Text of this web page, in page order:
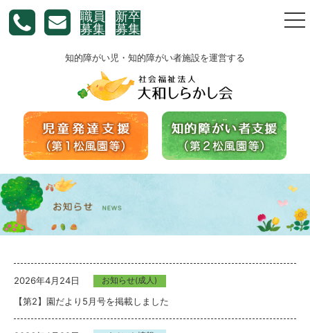
職員
募集
新卒
募集
知的障がい児・知的障がい者施設を運営する
2026年4月24日 お知らせ(成人)
【第2】園だより5月号を掲載しました